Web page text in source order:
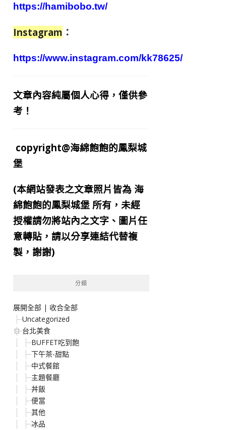
https://hamibobo.tw/
Instagram ：
https://www.instagram.com/kk78625/
文章內容純屬個人心得，僅供參
考！
copyright@海綿飽飽的鳳梨城
堡
(本網站發表之文章照片皆為 海
綿飽飽的鳳梨城堡 所有，未經
授權請勿將站內之文字、圖片任
意轉貼，請以分享連結代替複
製，謝謝)
分類
展開全部 | 收合全部
Uncategorized
台北美食
BUFFET吃到飽
下午茶-甜點
中式餐館
主題餐廳
丼飯
便當
其他
冰品